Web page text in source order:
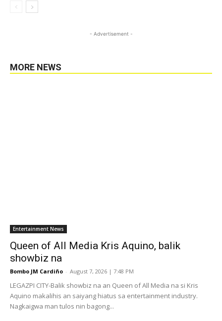
- Advertisement -
MORE NEWS
Entertainment News
Queen of All Media Kris Aquino, balik
showbiz na
Bombo JM Cardiño - August 7, 2026 | 7:48 PM
LEGAZPI CITY-Balik showbiz na an Queen of All Media na si Kris
Aquino makalihis an saiyang hiatus sa entertainment industry.
Nagkaigwa man tulos nin bagong...